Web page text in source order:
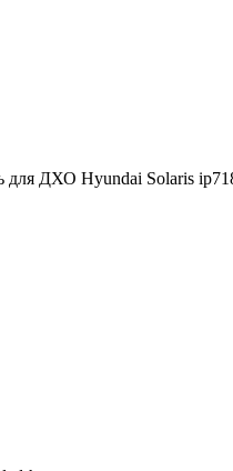
для ДХО Hyundai Solaris